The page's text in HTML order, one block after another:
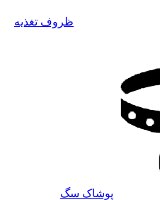
ظروف تغذیه
پوشاک سگ